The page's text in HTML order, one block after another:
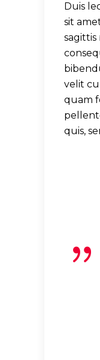
Duis
sit
sagittis
velit
quam
quis,